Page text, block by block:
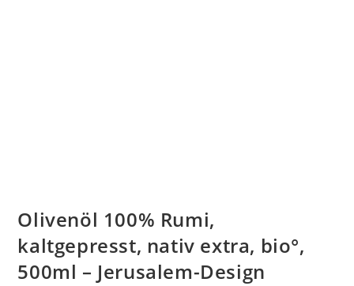
Olivenöl 100% Rumi,
kaltgepresst, nativ extra, bio°,
500ml – Jerusalem-Design